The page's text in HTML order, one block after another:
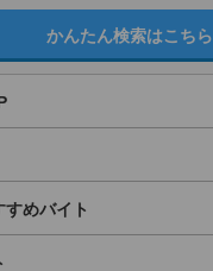
かんたん検索はこちら
めバイト